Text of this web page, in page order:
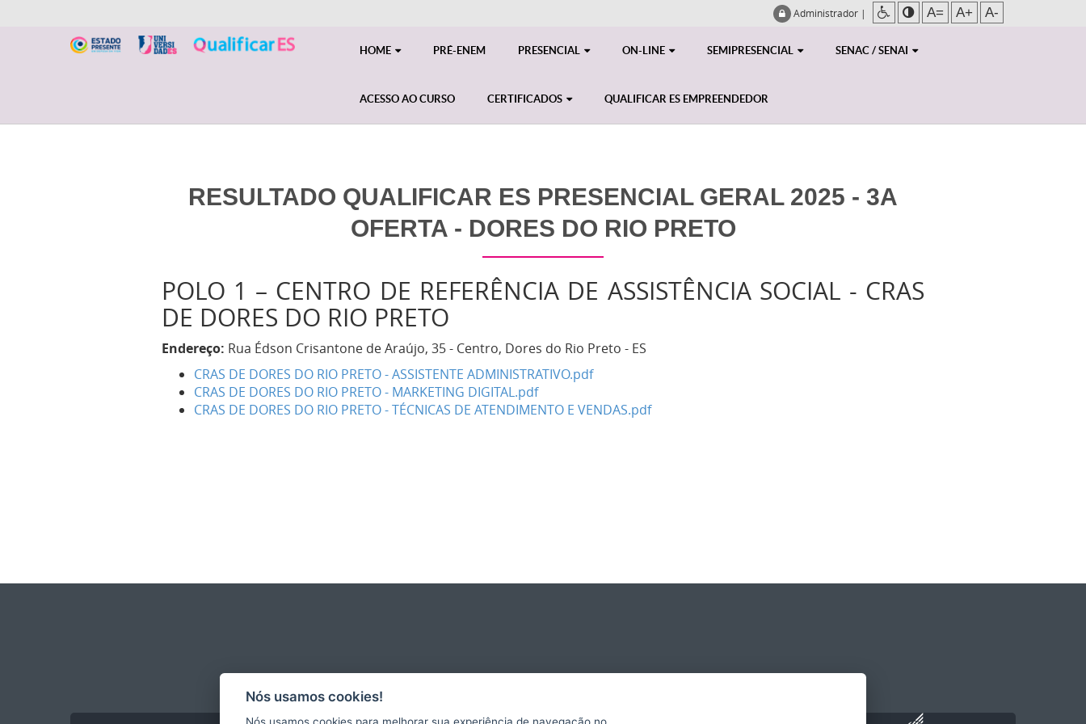
Administrador | A= A+ A-
HOME PRÉ-ENEM PRESENCIAL ON-LINE SEMIPRESENCIAL SENAC / SENAI
ACESSO AO CURSO CERTIFICADOS QUALIFICAR ES EMPREENDEDOR
RESULTADO QUALIFICAR ES PRESENCIAL GERAL 2025 - 3A
OFERTA - DORES DO RIO PRETO
POLO 1 – CENTRO DE REFERÊNCIA DE ASSISTÊNCIA SOCIAL - CRAS
DE DORES DO RIO PRETO
Endereço: Rua Édson Crisantone de Araújo, 35 - Centro, Dores do Rio Preto - ES
CRAS DE DORES DO RIO PRETO - ASSISTENTE ADMINISTRATIVO.pdf
CRAS DE DORES DO RIO PRETO - MARKETING DIGITAL.pdf
CRAS DE DORES DO RIO PRETO - TÉCNICAS DE ATENDIMENTO E VENDAS.pdf
Nós usamos cookies!